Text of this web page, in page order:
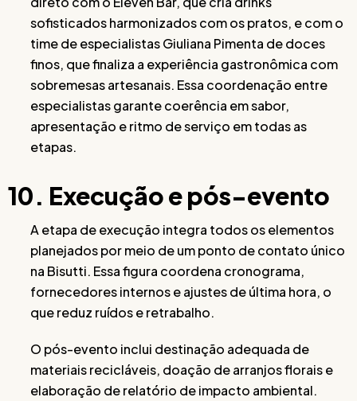
sofisticados harmonizados com os pratos, e com o
time de especialistas Giuliana Pimenta de doces
finos, que finaliza a experiência gastronômica com
sobremesas artesanais. Essa coordenação entre
especialistas garante coerência em sabor,
apresentação e ritmo de serviço em todas as
etapas.
10. Execução e pós-evento
A etapa de execução integra todos os elementos
planejados por meio de um ponto de contato único
na Bisutti. Essa figura coordena cronograma,
fornecedores internos e ajustes de última hora, o
que reduz ruídos e retrabalho.
O pós-evento inclui destinação adequada de
materiais recicláveis, doação de arranjos florais e
elaboração de relatório de impacto ambiental.